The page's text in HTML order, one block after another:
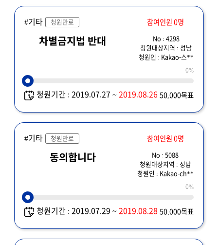
#기타 청원만료 참여인원 0명
차별금지법 반대
No : 4298
청원대상지역 : 성남
청원인 : Kakao-스**
0%
청원기간 : 2019.07.27 ~2019.08.26 50,000목표
#기타 청원만료 참여인원 0명
동의합니다
No : 5088
청원대상지역 : 성남
청원인 : Kakao-ch**
0%
청원기간 : 2019.07.29 ~2019.08.28 50,000목표